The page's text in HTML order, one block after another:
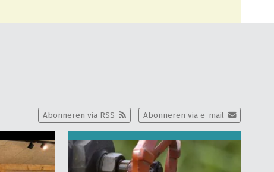
Abonneren via e-mail
Abonneren via RSS